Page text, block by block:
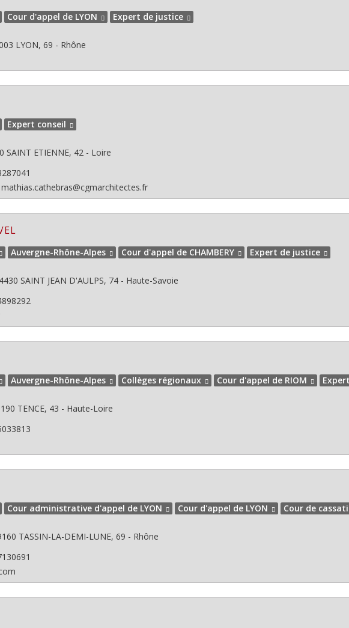
Cour d'appel de LYON
Expert de justice
LYON, 69 - Rhône
Expert conseil
SAINT ETIENNE, 42 - Loire
Auvergne-Rhône-Alpes Cour d'appel de CHAMBERY
Expert de justice
SAINT JEAN D'AULPS, 74 - Haute-Savoie
Auvergne-Rhône-Alpes Collèges régionaux Cour d'appel de RIOM
TENCE, 43 - Haute-Loire
Cour administrative d'appel de LYON Cour d'appel de LYON Cour de
TASSIN-LA-DEMI-LUNE, 69 - Rhône